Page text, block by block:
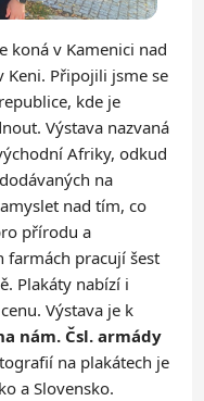
koná v Kamenici nad
Keni. Připojili jsme se
kde je
Výstava nazvaná
Afriky, odkud
na
nad tím, co
přírodu a
farmách pracují šest
Plakáty nabízí i
Výstava je k
nám. Čsl. armády
na plakátech je
a Slovensko.